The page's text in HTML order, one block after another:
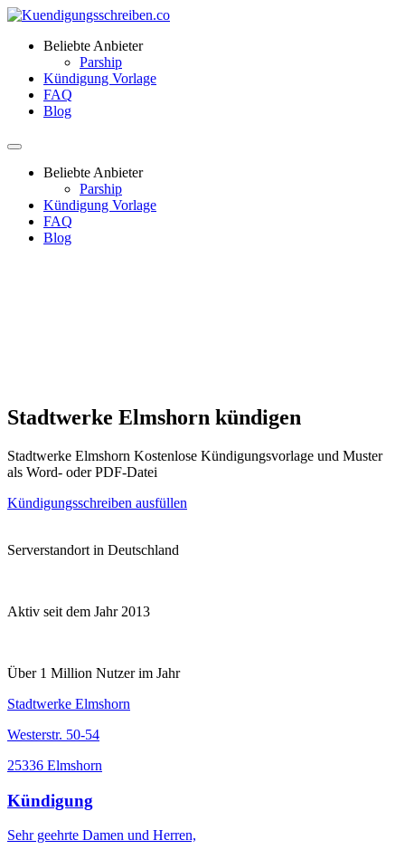
Beliebte Anbieter
Parship
Kündigung Vorlage
FAQ
Blog
Beliebte Anbieter
Parship
Kündigung Vorlage
FAQ
Blog
Stadtwerke Elmshorn kündigen
Stadtwerke Elmshorn Kostenlose Kündigungsvorlage und Muster
als Word- oder PDF-Datei
Kündigungsschreiben ausfüllen
Serverstandort in Deutschland
Aktiv seit dem Jahr 2013
Über 1 Million Nutzer im Jahr
Stadtwerke Elmshorn
Westerstr. 50-54
25336 Elmshorn
Kündigung
Sehr geehrte Damen und Herren,